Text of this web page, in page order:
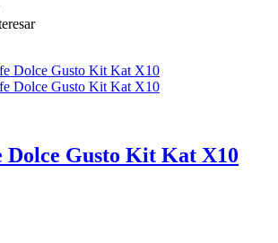
Dolce Gusto Kit Kat X10